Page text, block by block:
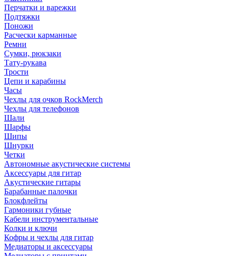
Перчатки и варежки
Подтяжки
Поножи
Расчески карманные
Ремни
Сумки, рюкзаки
Тату-рукава
Трости
Цепи и карабины
Часы
Чехлы для очков RockMerch
Чехлы для телефонов
Шали
Шарфы
Шипы
Шнурки
Четки
Автономные акустические системы
Аксессуары для гитар
Акустические гитары
Барабанные палочки
Блокфлейты
Гармоники губные
Кабели инструментальные
Колки и ключи
Кофры и чехлы для гитар
Медиаторы и аксессуары